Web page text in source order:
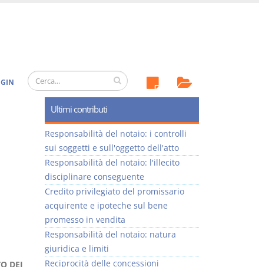
DEI
Ultimi contributi
Responsabilità del notaio: i controlli
sui soggetti e sull'oggetto dell'atto
Responsabilità del notaio: l'illecito
disciplinare conseguente
Credito privilegiato del promissario
acquirente e ipoteche sul bene
promesso in vendita
Responsabilità del notaio: natura
giuridica e limiti
Reciprocità delle concessioni